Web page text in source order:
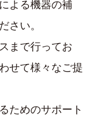
よる機器の補
さい。
まで行ってお
せて様々なご提
ためのサポート